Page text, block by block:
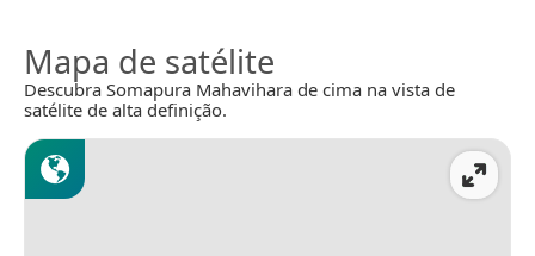
Mapa de satélite
Descubra Somapura Mahavihara de cima na vista de
satélite de alta definição.